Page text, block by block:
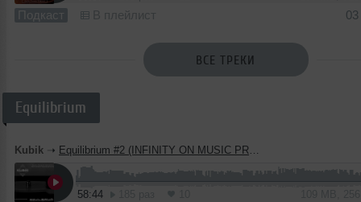
Подкаст В плейлист
ВСЕ ТРЕКИ
Equilibrium
Kubik ➝ Equilibrium #2 (INFINITY ON MUSIC PRODUCTION)
58:44